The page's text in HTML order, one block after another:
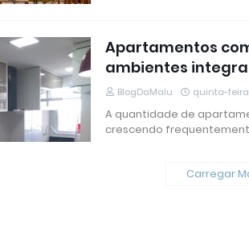
Apartamentos
ambientes
BlogDaMalu quinta-
A quantidade de
crescendo
Carregar